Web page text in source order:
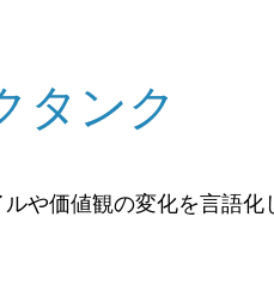
タンク
や価値観の変化を言語化